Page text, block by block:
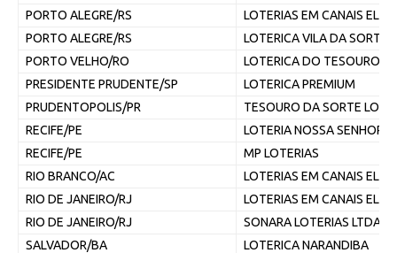
PORTO ALEGRE/RS
LOTERIAS EM CANAIS
PORTO ALEGRE/RS
LOTERICA VILA DA SORTE
PORTO VELHO/RO
LOTERICA DO TESOURO
PRESIDENTE PRUDENTE/SP
LOTERICA PREMIUM
PRUDENTOPOLIS/PR
TESOURO DA SORTE
RECIFE/PE
LOTERIA NOSSA
RECIFE/PE
MP LOTERIAS
RIO BRANCO/AC
LOTERIAS EM CANAIS
RIO DE JANEIRO/RJ
LOTERIAS EM CANAIS
RIO DE JANEIRO/RJ
SONARA LOTERIAS LTDA
SALVADOR/BA
LOTERICA NARANDIBA